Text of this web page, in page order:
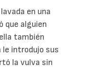
en una
que alguien
también
le introdujo sus
la vulva sin